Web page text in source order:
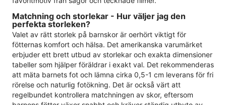
Matchning och storlekar - Hur väljer jag den
perfekta storleken?
Valet av rätt storlek på barnskor är oerhört viktigt för
fötternas komfort och hälsa. Det amerikanska varumärket
erbjuder ett brett utbud av storlekar och exakta dimensioner
tabeller som hjälper föräldrar i exakt val. Det rekommenderas
att mäta barnets fot och lämna cirka 0,5-1 cm leverans för fri
rörelse och naturlig fotökning. Det är också värt att
regelbundet kontrollera matchningen av skor, eftersom